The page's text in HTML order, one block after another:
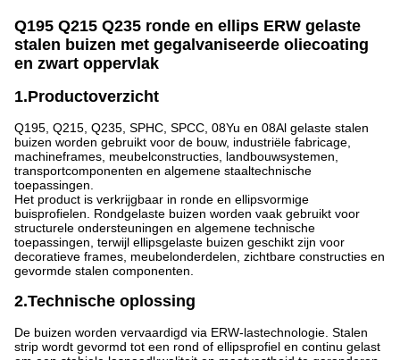
Q195 Q215 Q235 ronde en ellips ERW gelaste
stalen buizen met gegalvaniseerde oliecoating
en zwart oppervlak
1.Productoverzicht
Q195, Q215, Q235, SPHC, SPCC, 08Yu en 08Al gelaste stalen
buizen worden gebruikt voor de bouw, industriële fabricage,
machineframes, meubelconstructies, landbouwsystemen,
transportcomponenten en algemene staaltechnische
toepassingen.
Het product is verkrijgbaar in ronde en ellipsvormige
buisprofielen. Rondgelaste buizen worden vaak gebruikt voor
structurele ondersteuningen en algemene technische
toepassingen, terwijl ellipsgelaste buizen geschikt zijn voor
decoratieve frames, meubelonderdelen, zichtbare constructies en
gevormde stalen componenten.
2.Technische oplossing
De buizen worden vervaardigd via ERW-lastechnologie. Stalen
strip wordt gevormd tot een rond of ellipsprofiel en continu gelast